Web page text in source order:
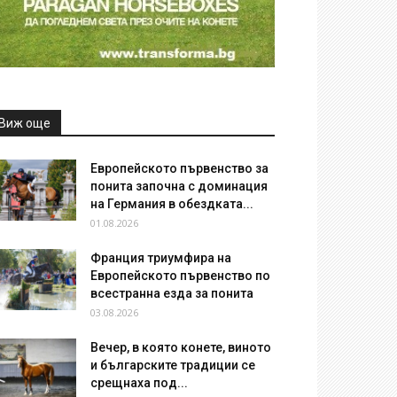
още
Европейското първенство за
понита започна с доминация
на Германия в обездката...
01.08.2026
Франция триумфира на
Европейското първенство по
всестранна езда за понита
03.08.2026
Вечер, в която конете, виното
и българските традиции се
срещнаха под...